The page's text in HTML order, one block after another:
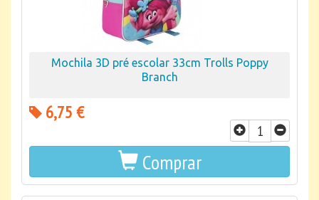
Mochila 3D pré escolar 33cm Trolls Poppy
Branch
6,75 €
Comprar